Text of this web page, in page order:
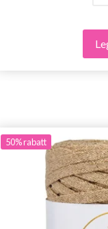
50%rabatt